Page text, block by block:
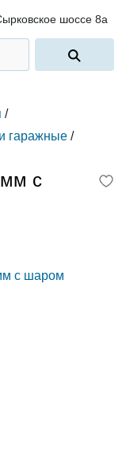
шоссе 8а
/
гаражные /
мм с